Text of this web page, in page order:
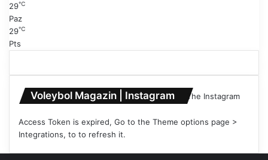
29℃
Paz
29℃
Pts
Voleybol Magazin | Instagram The Instagram
Access Token is expired, Go to the Theme options page >
Integrations, to to refresh it.